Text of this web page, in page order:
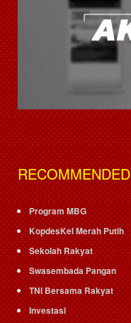
RECOMMENDED
Program MBG
KopdesKel Merah Putih
Sekolah Rakyat
Swasembada Pangan
TNI Bersama Rakyat
Investasi